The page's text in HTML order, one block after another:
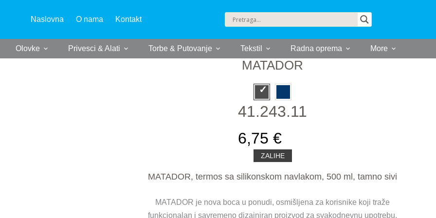
Naslovna O nama Kontakt
Olovke Privesci & Alati Torbe & Putovanje Tekstil Radna oprema More
MATADOR
41.243.11
6,75 €
ZALIHE
MATADOR, termos sa silikonskom navlakom, 500 ml, tamno sivi
MATADOR je nova boca u ponudi, osmišljena za korisnike koji traže
funkcionalan i savremeno dizajniran proizvod za svakodnevnu upotrebu.